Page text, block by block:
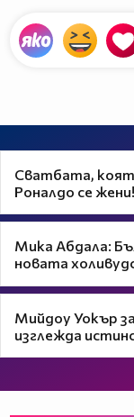
Сватбата,
Роналдо се
Мика Абдала:
новата
Мийдоу Уокър
изглежда